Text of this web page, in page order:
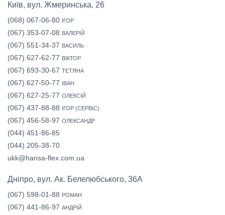
Київ, вул. Жмеринська, 26
(068) 067-06-80 ІГОР
(067) 353-07-08 ВАЛЕРІЙ
(067) 551-34-37 ВАСИЛЬ
(067) 627-62-77 ВІКТОР
(067) 693-30-67 ТЕТЯНА
(067) 627-50-77 ІВАН
(067) 627-25-77 ОЛЕКСІЙ
(067) 437-88-88 ІГОР (СЕРВІС)
(067) 456-58-97 ОЛЕКСАНДР
(044) 451-86-85
(044) 205-38-70
ukk@hansa-flex.com.ua
Дніпро, вул. Ак. Белелюбського, 36А
(067) 598-01-88 РОМАН
(067) 441-86-97 АНДРІЙ